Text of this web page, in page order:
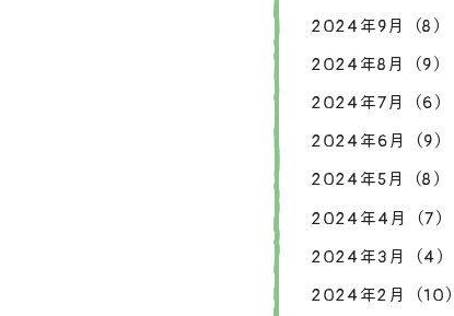
2024年9月（8）
2024年8月（9）
2024年7月（6）
2024年6月（9）
2024年5月（8）
2024年4月（7）
2024年3月（4）
2024年2月（10）